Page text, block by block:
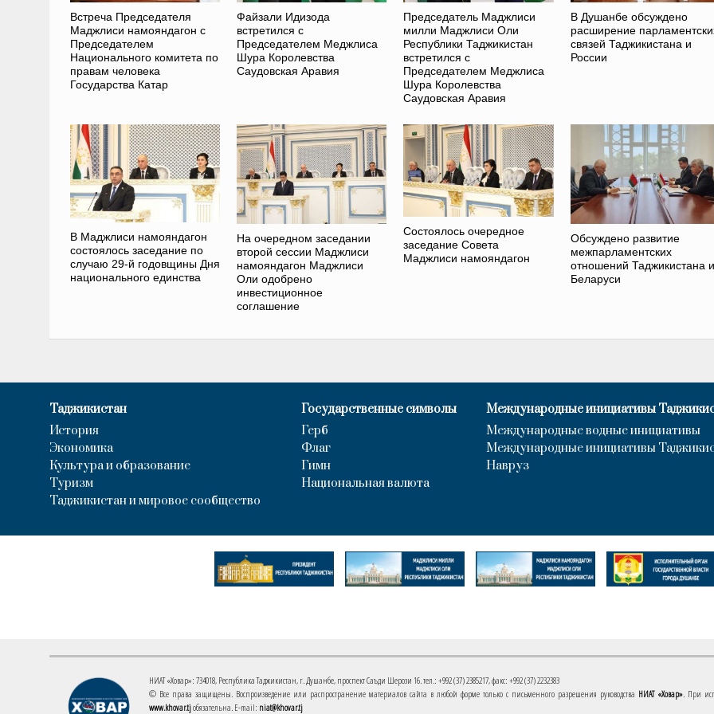
Встреча Председателя
Маджлиси намояндагон с
Председателем
Национального комитета по
правам человека
Государства Катар
Файзали Идизода
встретился с
Председателем Меджлиса
Шура Королевства
Саудовская Аравия
Председатель Маджлиси
милли Маджлиси Оли
Республики Таджикистан
встретился с
Председателем Меджлиса
Шура Королевства
Саудовская Аравия
В Душанбе обсуждено
расширение
связей Таджикистана и
России
В Маджлиси намояндагон
состоялось заседание по
случаю 29-й годовщины Дня
национального единства
На очередном заседании
второй сессии Маджлиси
намояндагон Маджлиси
Оли одобрено
инвестиционное
соглашение
Состоялось очередное
заседание Совета
Маджлиси намояндагон
Обсуждено развитие
межпарламентских
отношений Таджикистана и
Беларуси
Таджикистан
История
Экономика
Культура и образование
Туризм
Таджикистан и мировое сообщество
Государственные символы
Герб
Флаг
Гимн
Национальная валюта
Международные инициативы
Международные водные инициативы
Международные инициативы
Навруз
НИАТ «Ховар»: 734018, Республика Таджикистан, г. Душанбе, проспект Саъди Шерози 16. тел.: +992 (37) 2385217, факс: +992 (37) 2232383
© Все права защищены. Воспроизведение или распространение материалов сайта в любой форме только с письменного разрешения руководства НИАТ «Ховар». При
www.khovar.tjобязательна. E-mail: niat@khovar.tj